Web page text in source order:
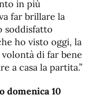
in più
far brillare la
soddisfatto
ho visto oggi, la
di far bene
a casa la partita.”
domenica 10